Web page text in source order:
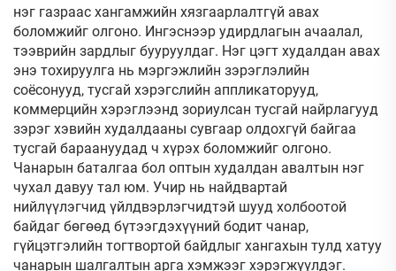
нэг газраас хангамжийн хязгаарлалтгүй авах
боломжийг олгоно. Ингэснээр удирдлагын ачаалал,
тээврийн зардлыг бууруулдаг. Нэг цэгт худалдан авах
энэ тохируулга нь мэргэжлийн зэрэглэлийн
соёсонууд, тусгай хэрэгслийн аппликаторууд,
коммерцийн хэрэглээнд зориулсан тусгай найрлагууд
зэрэг хэвийн худалдааны сувгаар олдохгүй байгаа
тусгай бараануудад ч хүрэх боломжийг олгоно.
Чанарын баталгаа бол оптын худалдан авалтын нэг
чухал давуу тал юм. Учир нь найдвартай
нийлүүлэгчид үйлдвэрлэгчидтэй шууд холбоотой
байдаг бөгөөд бүтээгдэхүүний бодит чанар,
гүйцэтгэлийн тогтвортой байдлыг хангахын тулд хатуу
чанарын шалгалтын арга хэмжээг хэрэгжүүлдэг.